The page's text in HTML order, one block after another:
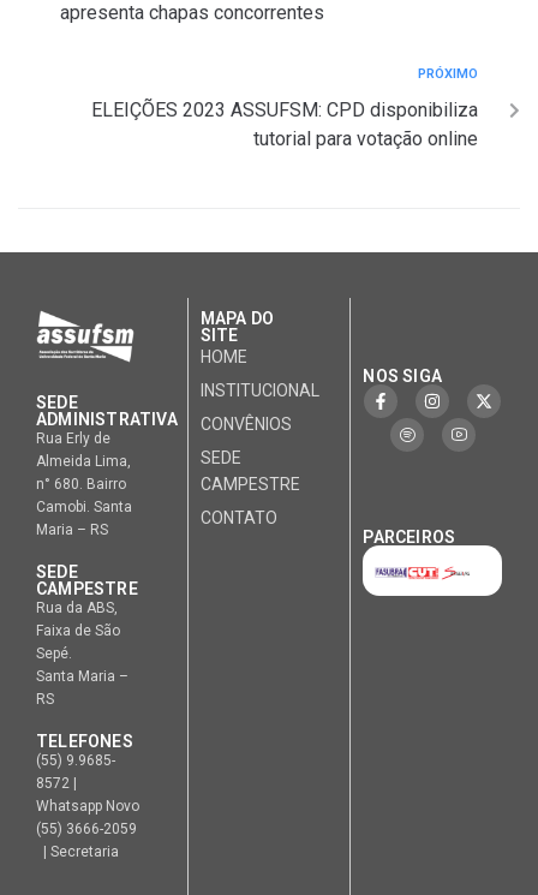
apresenta chapas concorrentes
PRÓXIMO
ELEIÇÕES 2023 ASSUFSM: CPD disponibiliza
tutorial para votação online
SEDE
ADMINISTRATIVA
Rua Erly de
Almeida Lima,
n° 680. Bairro
Camobi. Santa
Maria – RS
SEDE
CAMPESTRE
Rua da ABS,
Faixa de São
Sepé.
Santa Maria –
RS
TELEFONES
(55) 9.9685-
8572 |
Whatsapp Novo
(55) 3666-2059
| Secretaria
MAPA DO
SITE
HOME
INSTITUCIONAL
CONVÊNIOS
SEDE
CAMPESTRE
CONTATO
NOS SIGA
PARCEIROS